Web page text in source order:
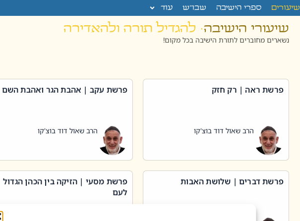
שיעורים ספרי הישיבה שבו”ש עוד
שיעורי הישיבה· להגדיל תורה ולהאדירה
נשארים מחוברים לתורת הישיבה בכל מקום!
פרשת ראה | רק חזק
הרב שאול דוד בוצ'קו
פרשת עקב | אהבת הגר ואהבת השם
הרב שאול דוד בוצ'קו
פרשת דברים | שלושת האבות
פרשת מסעי | הזיקה בין הכהן הגדול
לעם